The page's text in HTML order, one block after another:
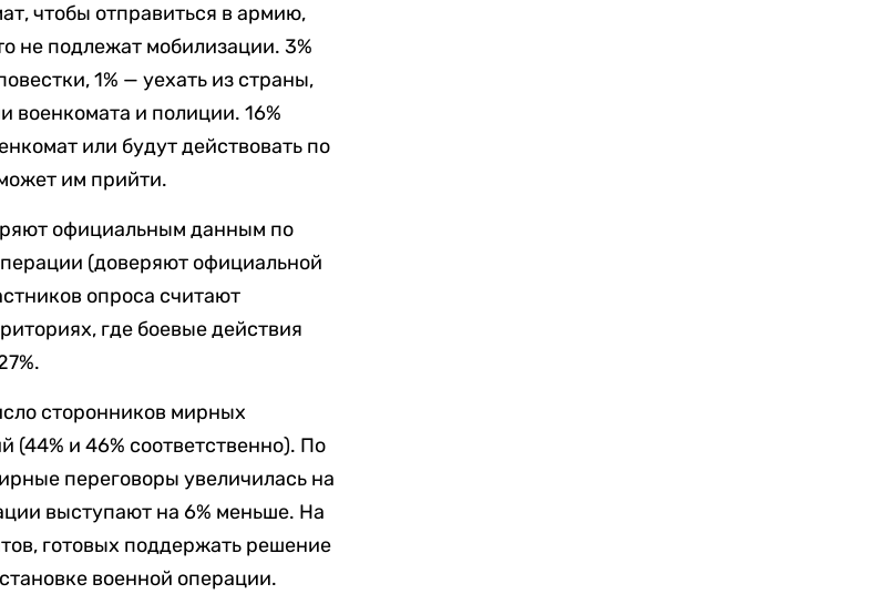
чтобы отправиться в армию,
не подлежат мобилизации. 3%
1% — уехать из страны,
военкомата и полиции. 16%
или будут действовать по
им прийти.
официальным данным по
(доверяют официальной
опроса считают
где боевые действия
сторонников мирных
(44% и 46% соответственно). По
переговоры увеличилась на
выступают на 6% меньше. На
готовых поддержать решение
военной операции.